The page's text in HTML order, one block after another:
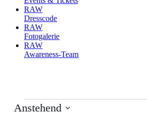
RAW
Dresscode
RAW
Fotogalerie
RAW
Awareness-Team
Veranstaltungen
Anstehend